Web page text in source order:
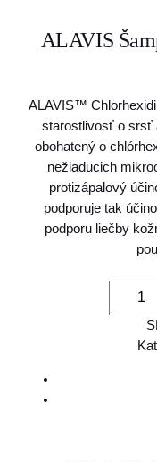
ALAVIS
ALAVIS™
starostlivosť o srsť
obohatený o
nežiaducich
protizápalový
podporuje tak
podporu liečby